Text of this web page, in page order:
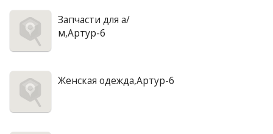
Запчасти для а/
м,Артур-6
Женская одежда,Артур-6